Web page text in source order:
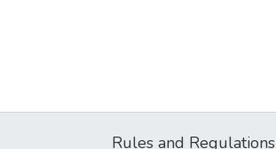
Rules and Regulations